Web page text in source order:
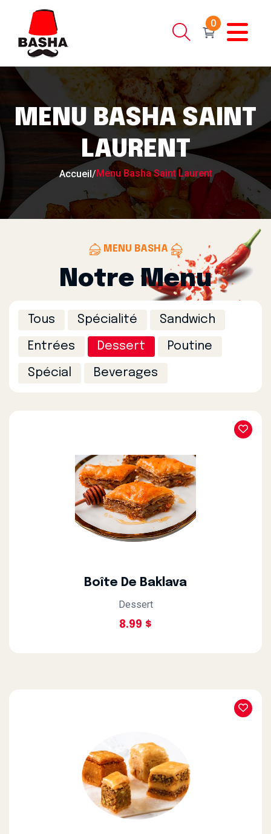
0
MENU BASHA SAINT
LAURENT
Accueil/Menu Basha Saint Laurent
MENU BASHA
Notre Menu
Tous Spécialité Sandwich
Entrées Dessert Poutine
Spécial Beverages
Boîte De Baklava
Dessert
8.99 $